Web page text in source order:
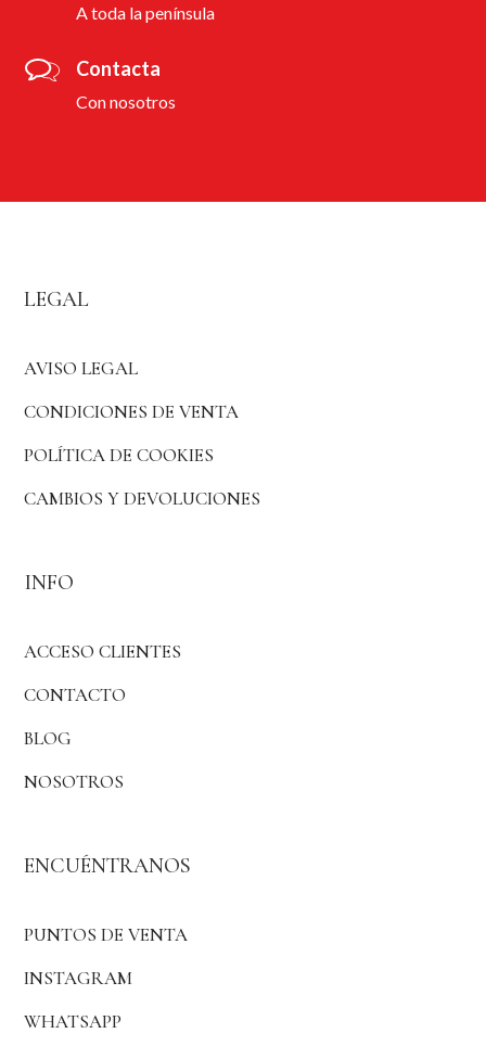
A toda la península
Contacta
Con nosotros
LEGAL
AVISO LEGAL
CONDICIONES DE VENTA
POLÍTICA DE COOKIES
CAMBIOS Y DEVOLUCIONES
INFO
ACCESO CLIENTES
CONTACTO
BLOG
NOSOTROS
ENCUÉNTRANOS
PUNTOS DE VENTA
INSTAGRAM
WHATSAPP